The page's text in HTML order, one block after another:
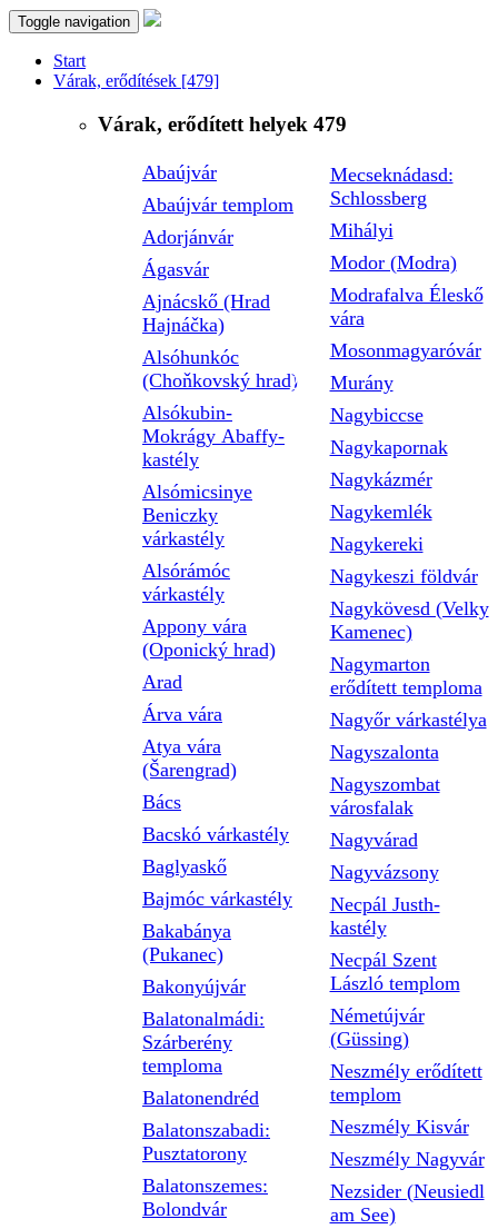
Toggle navigation
Start
Várak, erődítések [479]
Várak, erődített helyek 479
Abaújvár
Abaújvár templom
Adorjánvár
Ágasvár
Ajnácskő (Hrad
Hajnáčka)
Alsóhunkóc
(Choňkovský hrad)
Alsókubin-
Mokrágy Abaffy-
kastély
Alsómicsinye
Beniczky
várkastély
Alsórámóc
várkastély
Appony vára
(Oponický hrad)
Arad
Árva vára
Atya vára
(Šarengrad)
Bács
Bacskó várkastély
Baglyaskő
Bajmóc várkastély
Bakabánya
(Pukanec)
Bakonyújvár
Balatonalmádi:
Szárberény
temploma
Balatonendréd
Balatonszabadi:
Pusztatorony
Balatonszemes:
Bolondvár
Mecseknádasd:
Schlossberg
Mihályi
Modor (Modra)
Modrafalva Éleskő
vára
Mosonmagyaróvár
Murány
Nagybiccse
Nagykapornak
Nagykázmér
Nagykemlék
Nagykereki
Nagykeszi földvár
Nagykövesd (Velky
Kamenec)
Nagymarton
erődített temploma
Nagyőr várkastélya
Nagyszalonta
Nagyszombat
városfalak
Nagyvárad
Nagyvázsony
Necpál Justh-
kastély
Necpál Szent
László templom
Németújvár
(Güssing)
Neszmély erődített
templom
Neszmély Kisvár
Neszmély Nagyvár
Nezsider (Neusiedl
am See)